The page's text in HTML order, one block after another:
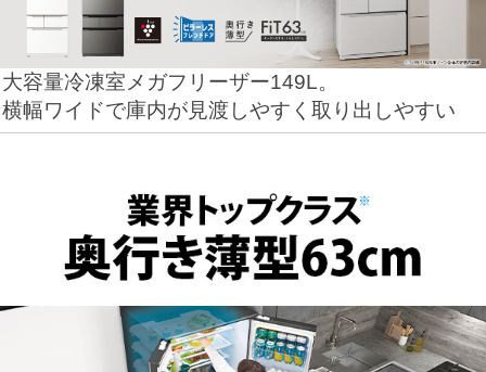
大容量冷凍室メガフリーザー149L。
横幅ワイドで庫内が見渡しやすく取り出しやすい